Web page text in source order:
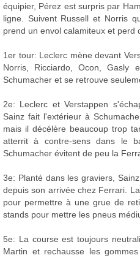
équipier, Pérez est surpris par
ligne. Suivent Russell et Norris
prend un envol calamiteux et perd
1er tour: Leclerc mène devant
Norris, Ricciardo, Ocon, Gasly
Schumacher et se retrouve
2e: Leclerc et Verstappen
Sainz fait l'extérieur à
mais il décélère beaucoup trop
atterrit à contre-sens dans le
Schumacher évitent de peu la
3e: Planté dans les graviers,
depuis son arrivée chez Ferrari.
pour permettre à une grue de
stands pour mettre les pneus
5e: La course est toujours
Martin et rechausse les